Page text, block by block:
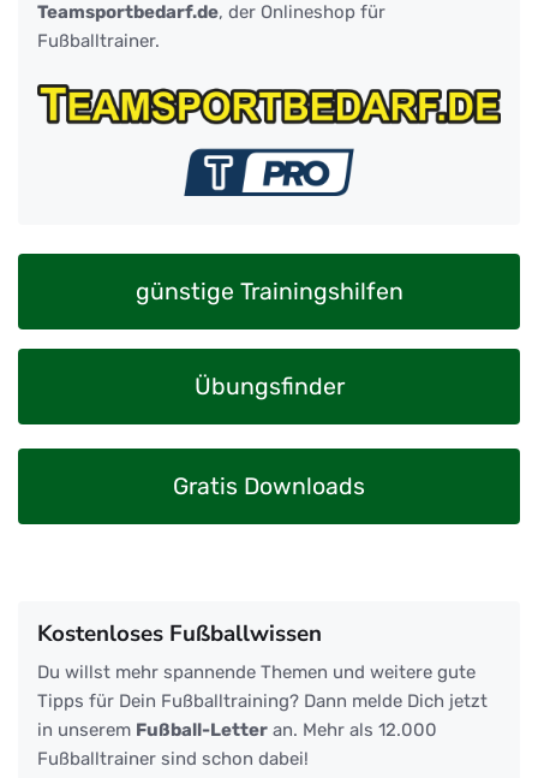
Teamsportbedarf.de, der Onlineshop für
Fußballtrainer.
günstige Trainingshilfen
Übungsfinder
Gratis Downloads
Kostenloses Fußballwissen
Du willst mehr spannende Themen und weitere gute
Tipps für Dein Fußballtraining? Dann melde Dich jetzt
in unserem Fußball-Letter an. Mehr als 12.000
Fußballtrainer sind schon dabei!